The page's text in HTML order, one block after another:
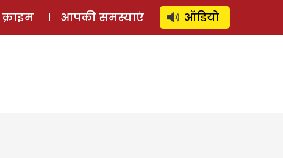
स्टोरी लॉग इन ⚲ SUBSCRIBE
क्राइम आपकी समस्याएं ऑडियो